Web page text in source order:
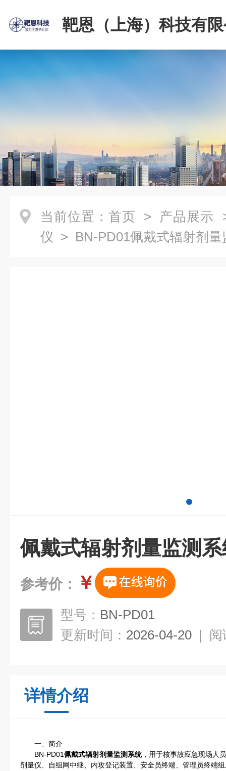
靶恩（上海）科技有
当前位置： 首页 > 产品展示
仪 > BN-PD01佩戴式辐射剂量
佩戴式辐射剂量监测
参考价： ￥
型号： BN-PD01
更新时间： 2026-04-20 | 阅
详情介绍
一、简介
BN-PD01佩戴式辐射剂量监测系统，用于核事故应急现场人
剂量仪、自组网中继、内攻登记装置、安全员终端、管理员终端